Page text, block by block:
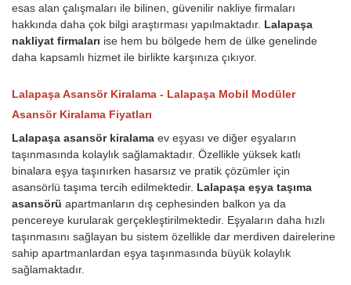
esas alan çalışmaları ile bilinen, güvenilir nakliye firmaları
hakkında daha çok bilgi araştırması yapılmaktadır. Lalapaşa
nakliyat firmaları ise hem bu bölgede hem de ülke genelinde
daha kapsamlı hizmet ile birlikte karşınıza çıkıyor.
Lalapaşa Asansör Kiralama - Lalapaşa Mobil Modüler
Asansör Kiralama Fiyatları
Lalapaşa asansör kiralama ev eşyası ve diğer eşyaların
taşınmasında kolaylık sağlamaktadır. Özellikle yüksek katlı
binalara eşya taşınırken hasarsız ve pratik çözümler için
asansörlü taşıma tercih edilmektedir. Lalapaşa eşya taşıma
asansörü apartmanların dış cephesinden balkon ya da
pencereye kurularak gerçekleştirilmektedir. Eşyaların daha hızlı
taşınmasını sağlayan bu sistem özellikle dar merdiven dairelerine
sahip apartmanlardan eşya taşınmasında büyük kolaylık
sağlamaktadır.